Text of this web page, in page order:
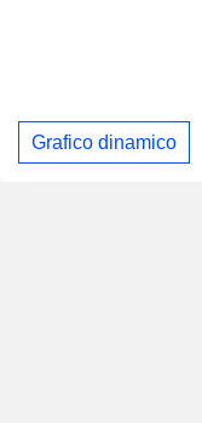
Grafico dinamico